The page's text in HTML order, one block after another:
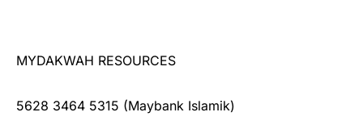
MYDAKWAH RESOURCES
5628 3464 5315 (Maybank Islamik)